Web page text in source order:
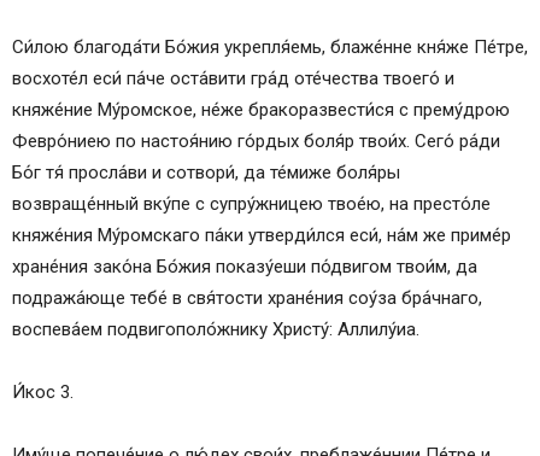
Си́лою благода́ти Бо́жия укрепля́емь, блаже́нне кня́же Пе́тре,
восхоте́л еси́ па́че оста́вити гра́д оте́чества твоего́ и
княже́ние Му́ромское, не́же бракоразвести́ся с прему́дрою
Февро́ниею по настоя́нию го́рдых боля́р твои́х. Сего́ ра́ди
Бо́г тя́ просла́ви и сотвори́, да те́миже боля́ры
возвраще́нный вку́пе с супру́жницею твое́ю, на престо́ле
княже́ния Му́ромскаго па́ки утверди́лся еси́, на́м же приме́р
хране́ния зако́на Бо́жия показу́еши по́двигом твои́м, да
подража́юще тебе́ в свя́тости хране́ния соу́за бра́чнаго,
воспева́ем подвигополо́жнику Христу́: Аллилу́иа.
И́кос 3.